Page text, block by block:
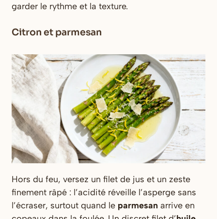
garder le rythme et la texture.
Citron et parmesan
Hors du feu, versez un filet de jus et un zeste
finement râpé : l’acidité réveille l’asperge sans
l’écraser, surtout quand le parmesan arrive en